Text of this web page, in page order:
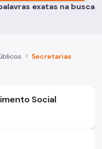
exatas na busca
Secretarias
Social